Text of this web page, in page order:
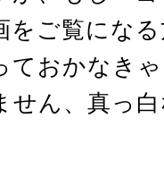
をご覧にな
ておかなき
せん、真っ